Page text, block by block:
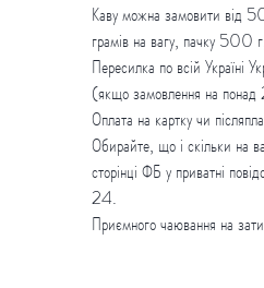
Каву можна замовити від
грамів на вагу, пачку
Пересилка по всій Україні
(якщо замовлення на
Оплата на картку чи
Обирайте, що і скільки на
сторінці ФБ у приватні
24.
Приємного чаювання на